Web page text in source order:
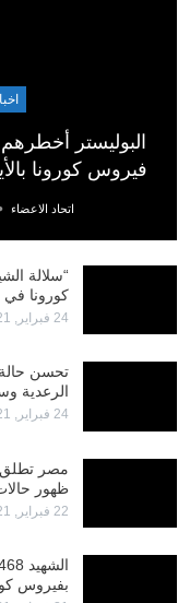
البوليستر
فيروس كورونا
اتحاد الاعضاء
“سلالة
كورونا في
24 فبراير, 2021
تحسن
الرعدية
24 فبراير, 2021
ظهور
22 فبراير, 2021
بفيروس